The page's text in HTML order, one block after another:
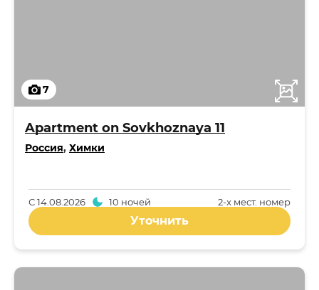
7
Apartment on Sovkhoznaya 11
Россия, Химки
2-x мест. номер
С14.08.2026 10 ночей
Уточнить